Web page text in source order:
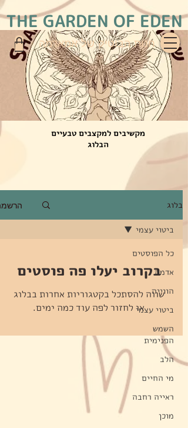
THE GARDEN OF EDEN
חנות הבוטיק של אמאדמה
מקשיבים למקצבים טבעיים
הבלוג
בלוג
כל הפוסטים
אדמה
הווייה
ביטוי עצמי
השמש
הפנימית
הלב
מי החיים
ראייה רחבה
מוכן
ביטוי עצמי
בקרוב יעלו פה פוסטים
שווה להסתכל בקטגוריות אחרות בבלוג
או לחזור לפה עוד כמה ימים.